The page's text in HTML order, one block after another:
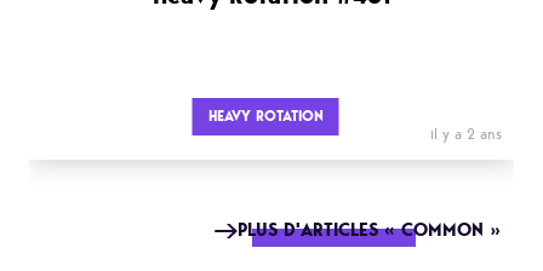
HEAVY ROTATION
il y a 2 ans
PLUS D'ARTICLES « COMMON »